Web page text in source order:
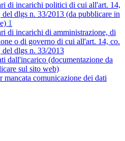
di incarichi politici di cui all'art. 14,
del dlgs n. 33/2013 (da pubblicare in
1
di incarichi di amministrazione, di
o di governo di cui all'art. 14, co.
del dlgs n. 33/2013
dall'incarico (documentazione da
sul sito web)
mancata comunicazione dei dati